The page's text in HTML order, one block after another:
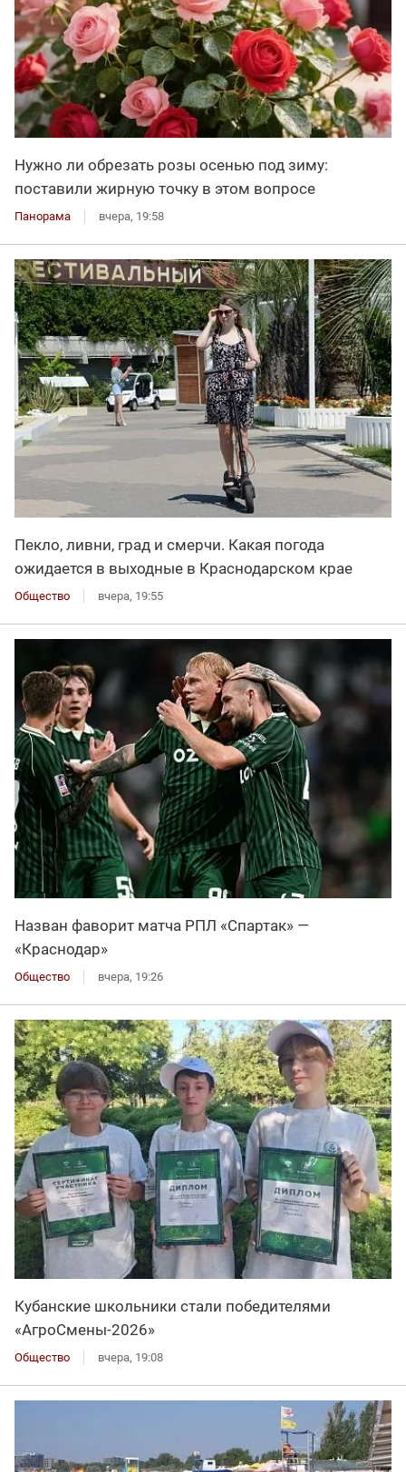
Нужно ли обрезать розы осенью под зиму:
поставили жирную точку в этом вопросе
Панорама вчера, 19:58
Пекло, ливни, град и смерчи. Какая погода
ожидается в выходные в Краснодарском крае
Общество вчера, 19:55
Назван фаворит матча РПЛ «Спартак» —
«Краснодар»
Общество вчера, 19:26
Кубанские школьники стали победителями
«АгроСмены-2026»
Общество вчера, 19:08